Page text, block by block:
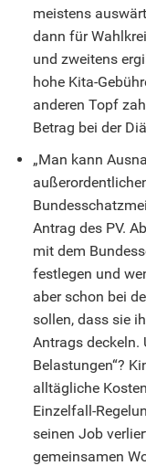
meistens
dann für
und zweitens
hohe Kita-
anderen Topf
Betrag bei der
„Man kann
Antrag des PV.
mit dem
festlegen und
aber schon bei
sollen, dass sie
Antrags deckeln.
Belastungen“?
alltägliche
Einzelfall-
seinen Job
gemeinsamen